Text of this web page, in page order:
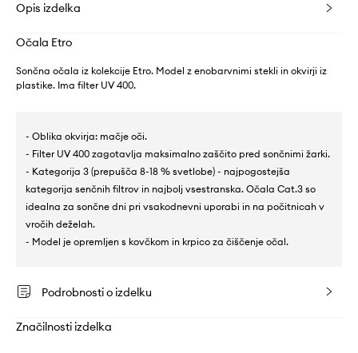
Opis izdelka
Očala Etro
Sončna očala iz kolekcije Etro. Model z enobarvnimi stekli in okvirji iz
plastike. Ima filter UV 400.
- Oblika okvirja: mačje oči.
- Filter UV 400 zagotavlja maksimalno zaščito pred sončnimi žarki.
- Kategorija 3 (prepušča 8-18 % svetlobe) - najpogostejša
kategorija senčnih filtrov in najbolj vsestranska. Očala Cat.3 so
idealna za sončne dni pri vsakodnevni uporabi in na počitnicah v
vročih deželah.
- Model je opremljen s kovčkom in krpico za čiščenje očal.
Podrobnosti o izdelku
Značilnosti izdelka